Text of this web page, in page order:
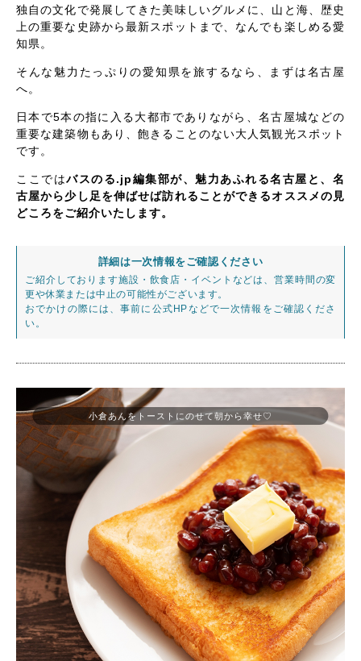
独自の文化で発展してきた美味しいグルメに、山と海、歴史
上の重要な史跡から最新スポットまで、なんでも楽しめる愛
知県。
そんな魅力たっぷりの愛知県を旅するなら、まずは名古屋
へ。
日本で5本の指に入る大都市でありながら、名古屋城などの
重要な建築物もあり、飽きることのない大人気観光スポット
です。
ここではバスのる.jp編集部が、魅力あふれる名古屋と、名
古屋から少し足を伸ばせば訪れることができるオススメの見
どころをご紹介いたします。
詳細は一次情報をご確認ください
ご紹介しております施設・飲食店・イベントなどは、営業時間の変
更や休業または中止の可能性がございます。
おでかけの際には、事前に公式HPなどで一次情報をご確認くださ
い。
小倉あんをトーストにのせて朝から幸せ♡